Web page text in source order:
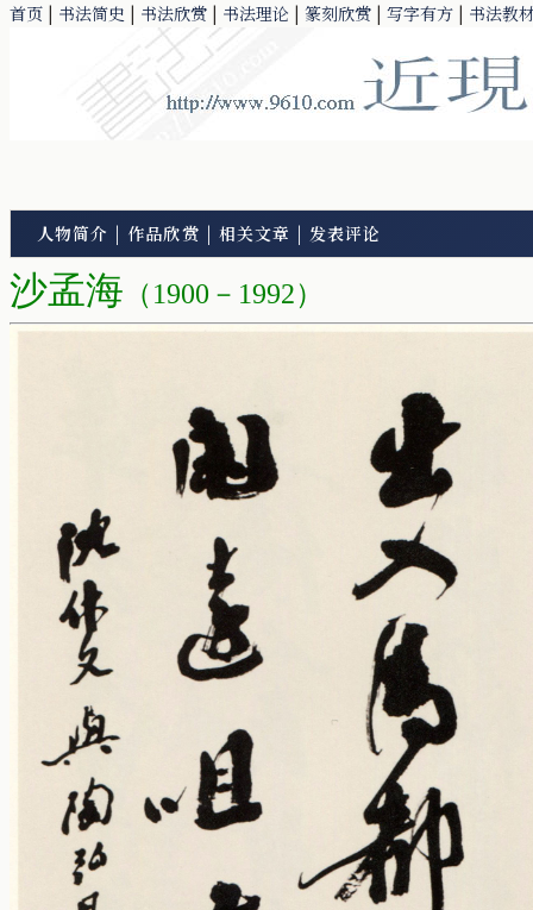
首页 | 书法简史 | 书法欣赏 | 书法理论 | 篆刻欣赏 | 写字有方 | 书法教
人物简介 | 作品欣赏 | 相关文章 | 发表评论
沙孟海 （1900－1992）